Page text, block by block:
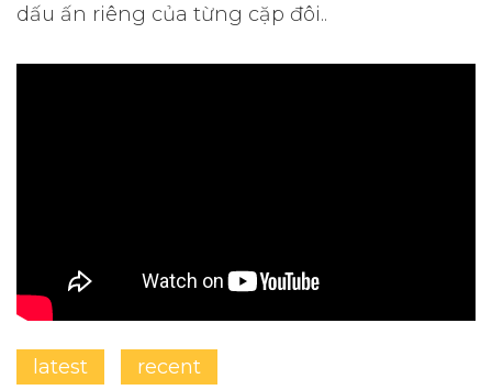
dấu ấn riêng của từng cặp đôi..
latest recent